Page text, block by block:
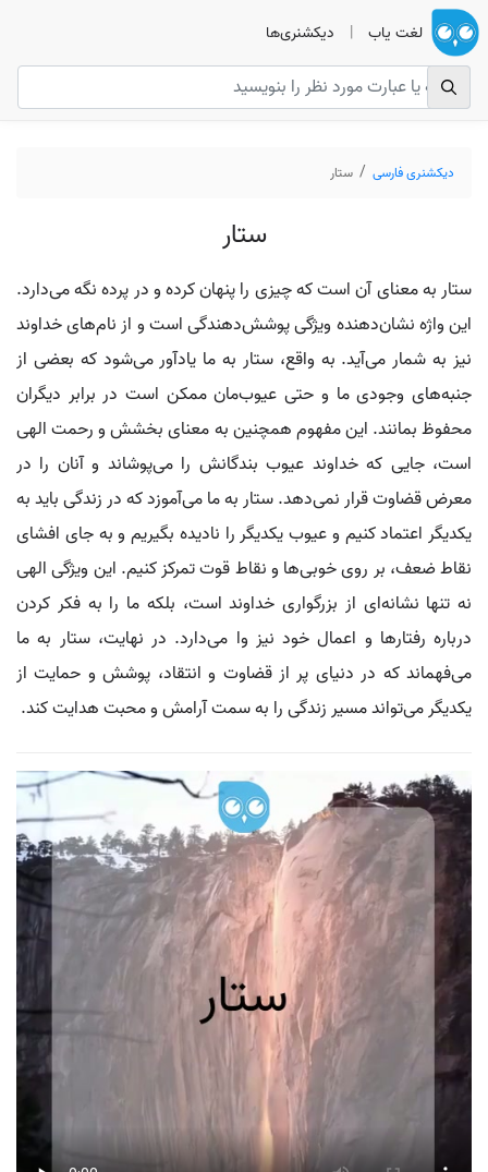
لغت یاب | دیکشنری‌ها
دیکشنری فارسی ستار
ستار
ستار به معنای آن است که چیزی را پنهان کرده و در پرده نگه می‌دارد.
این واژه نشان‌دهنده ویژگی پوشش‌دهندگی است و از نام‌های خداوند
نیز به شمار می‌آید. به واقع، ستار به ما یادآور می‌شود که بعضی از
جنبه‌های وجودی ما و حتی عیوب‌مان ممکن است در برابر دیگران
محفوظ بمانند. این مفهوم همچنین به معنای بخشش و رحمت الهی
است، جایی که خداوند عیوب بندگانش را می‌پوشاند و آنان را در
معرض قضاوت قرار نمی‌دهد. ستار به ما می‌آموزد که در زندگی باید به
یکدیگر اعتماد کنیم و عیوب یکدیگر را نادیده بگیریم و به جای افشای
نقاط ضعف، بر روی خوبی‌ها و نقاط قوت تمرکز کنیم. این ویژگی الهی
نه تنها نشانه‌ای از بزرگواری خداوند است، بلکه ما را به فکر کردن
درباره رفتارها و اعمال خود نیز وا می‌دارد. در نهایت، ستار به ما
می‌فهماند که در دنیای پر از قضاوت و انتقاد، پوشش و حمایت از
یکدیگر می‌تواند مسیر زندگی را به سمت آرامش و محبت هدایت کند.